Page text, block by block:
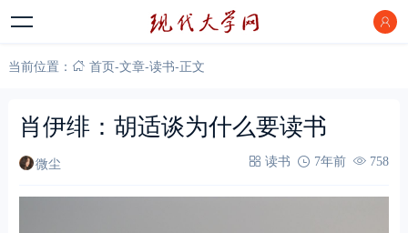
当前位置： 首页-文章-读书-正文
肖伊绯：胡适谈为什么要读书
微尘 读书 7年前 758